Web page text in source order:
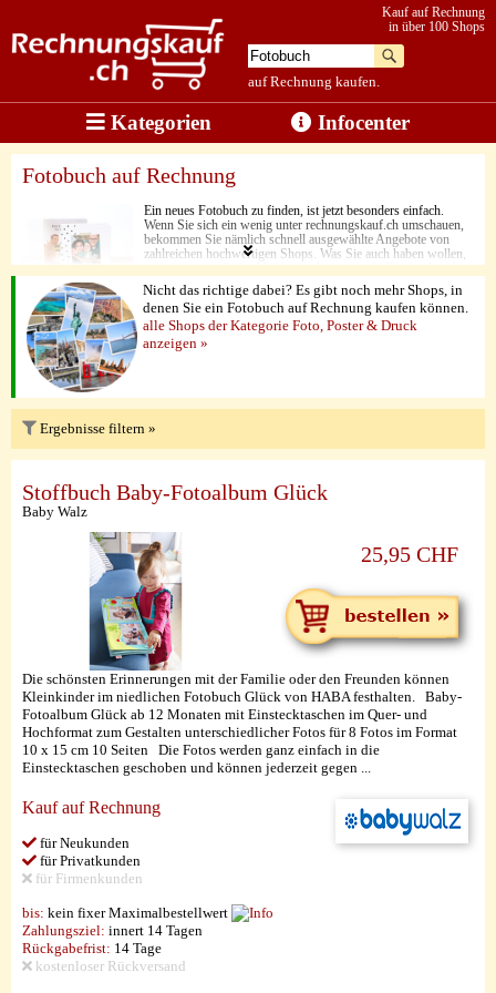
auf Rechnung kaufen.
Kauf auf Rechnung
in über 100 Shops
Kategorien Infocenter
Fotobuch auf Rechnung
Ein neues Fotobuch zu finden, ist jetzt besonders einfach.
Wenn Sie sich ein wenig unter rechnungskauf.ch umschauen,
bekommen Sie nämlich schnell ausgewählte Angebote von
zahlreichen hochwertigen Shops. Was Sie auch haben wollen,
in nur ein paar Augenblicken ist das passende Fotobuch auf
dem Weg zu Ihnen. Neben den niedrigen Preisen punkten hier
nämlich vor allem die stilvolle Optik und die hochwertige
Produktverarbeitung. Einer der größten Vorteile beim Kauf von
Fotobüchern ist aber, dass Sie hier jedes Produkt ganz bequem
per Rechnung bestellen können.
Nicht das richtige dabei? Es gibt noch mehr Shops, in
denen Sie ein Fotobuch auf Rechnung kaufen können.
alle Shops der Kategorie Foto, Poster & Druck
anzeigen »
Ergebnisse filtern »
Stoffbuch Baby-Fotoalbum Glück
Baby Walz
25,95 CHF
Die schönsten Erinnerungen mit der Familie oder den Freunden können
Kleinkinder im niedlichen Fotobuch Glück von HABA festhalten. Baby-
Fotoalbum Glück ab 12 Monaten mit Einstecktaschen im Quer- und
Hochformat zum Gestalten unterschiedlicher Fotos für 8 Fotos im Format
10 x 15 cm 10 Seiten Die Fotos werden ganz einfach in die
Einstecktaschen geschoben und können jederzeit gegen ...
Kauf auf Rechnung
für Neukunden
für Privatkunden
für Firmenkunden
bis: kein fixer Maximalbestellwert
Zahlungsziel: innert 14 Tagen
Rückgabefrist: 14 Tage
kostenloser Rückversand